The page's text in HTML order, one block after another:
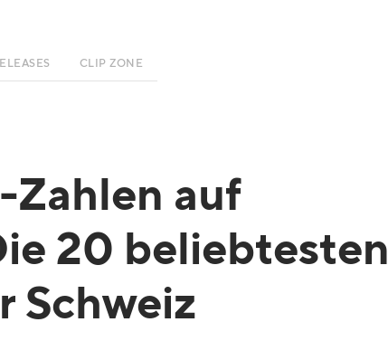
CLIP ZONE
auf
20 beliebtesten
Schweiz